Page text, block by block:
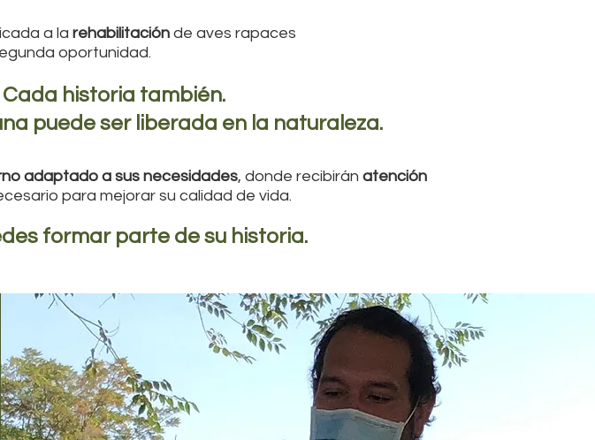
a la rehabilitación de aves rapaces
oportunidad.
historia también.
puede ser liberada en la naturaleza.
adaptado a sus necesidades, donde recibirán atención
para mejorar su calidad de vida.
formar parte de su historia.